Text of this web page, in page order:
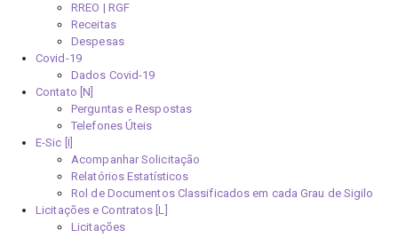
RREO | RGF
Receitas
Despesas
Covid-19
Dados Covid-19
Contato [N]
Perguntas e Respostas
Telefones Úteis
E-Sic [I]
Acompanhar Solicitação
Relatórios Estatísticos
Rol de Documentos Classificados em cada Grau de Sigilo
Licitações e Contratos [L]
Licitações